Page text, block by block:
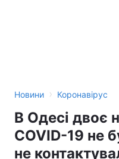
Новини › Коронавірус
В Одесі двоє
COVID-19 не
не